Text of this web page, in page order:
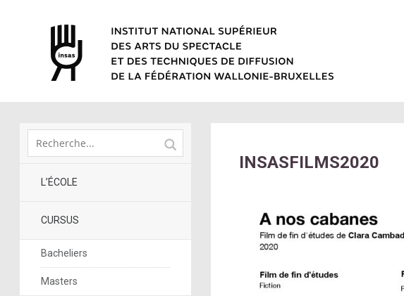
L’ÉCOLE
CURSUS
Bacheliers
Masters
INSASFILMS2020